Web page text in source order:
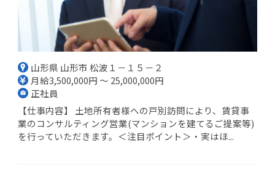
山形県 山形市 松波１－１５－２
月給3,500,000円 ～ 25,000,000円
正社員
【仕事内容】 土地所有者様への戸別訪問により、賃貸事
業のコンサルティング営業(マンションを建てるご提案等)
を行っていただきます。＜注目ポイント＞・実はほ...